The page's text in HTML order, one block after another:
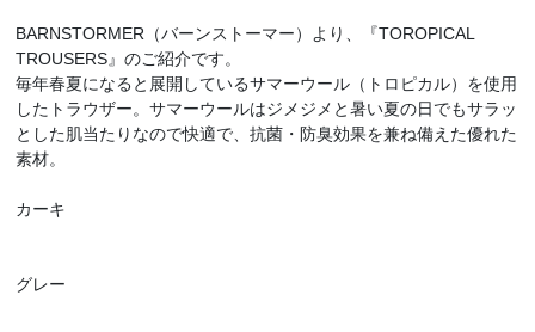
BARNSTORMER（バーンストーマー）より、『TOROPICAL
TROUSERS』のご紹介です。
毎年春夏になると展開しているサマーウール（トロピカル）を使用
したトラウザー。サマーウールはジメジメと暑い夏の日でもサラッ
とした肌当たりなので快適で、抗菌・防臭効果を兼ね備えた優れた
素材。
カーキ
グレー